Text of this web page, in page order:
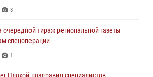
3
очередной тираж региональной газеты
спецоперации
1